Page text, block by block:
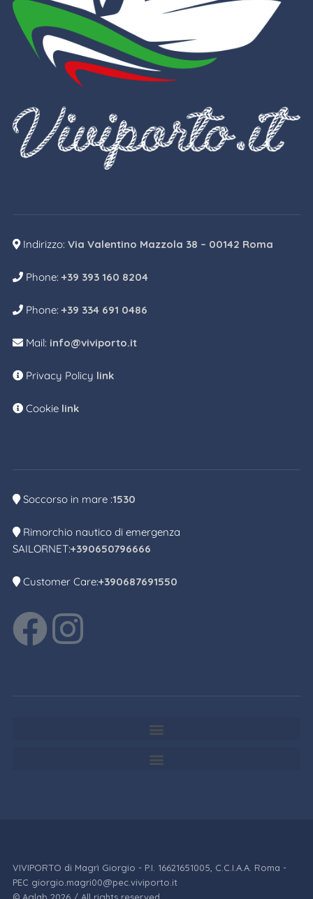
Indirizzo: Via Valentino Mazzola 38 – 00142 Roma
Phone:+39 393 160 8204
Phone:+39 334 691 0486
Mail: info@viviporto.it
Privacy Policy link
Cookie link
Soccorso in mare :1530
Rimorchio nautico di emergenza
SAILORNET:+390650796666
Customer Care:+390687691550
VIVIPORTO di Magrì Giorgio - P.I. 16621651005, C.C.I.A.A. Roma -
PEC giorgio.magri00@pec.viviporto.it